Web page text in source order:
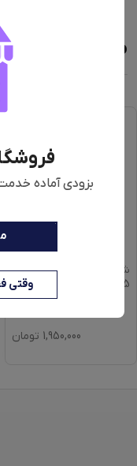
بزودی آماده
وقتی
محصولات
شیکر مدل cubo گنجایش
0.35 لیتر
1,950,000 تومان